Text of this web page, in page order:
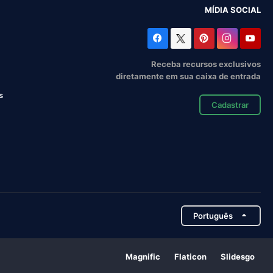
MÍDIA SOCIAL
Receba recursos exclusivos
diretamente em sua caixa de entrada
Cadastrar
Português
Magnific Flaticon Slidesgo